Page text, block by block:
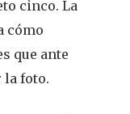
cinco. La
cómo
que ante
la foto.